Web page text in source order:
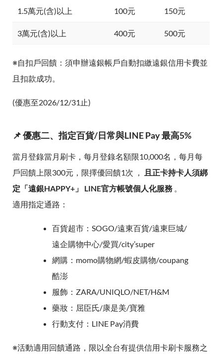
1.5萬元(含)以上 100元 150元
3萬元(含)以上 400元 500元
※自扣戶回饋：須申辦遠銀帳戶自動扣繳遠銀信用卡費並
且扣款成功。
(優惠至2026/12/31止)
📌 優惠二、指定百貨/日常與LINE Pay 最高5%
當月登錄當月刷卡，每月登錄名額限10,000名，每月每
戶回饋上限300元，限擇優回饋1次 ，
且正卡持卡人須綁
定「遠銀HAPPY+」 LINE官方帳號個人化服務 。
適用指定通路：
百貨超市：SOGO/遠東百貨/遠東巨城/
遠企購物中心/愛買/city’super
網購：momo購物網/蝦皮購物/coupang
酷澎
服飾：ZARA/UNIQLO/NET/H&M
藥妝：屈臣氏/康是美/寶雅
行動支付：LINE Pay消費
※活動適用回饋通路，限以全台有提供信用卡刷卡服務之